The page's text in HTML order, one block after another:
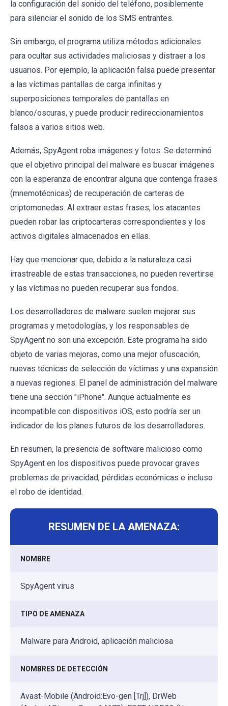
la configuración del sonido del teléfono, posiblemente
para silenciar el sonido de los SMS entrantes.
Sin embargo, el programa utiliza métodos adicionales
para ocultar sus actividades maliciosas y distraer a los
usuarios. Por ejemplo, la aplicación falsa puede presentar
a las víctimas pantallas de carga infinitas y
superposiciones temporales de pantallas en
blanco/oscuras, y puede producir redireccionamientos
falsos a varios sitios web.
Además, SpyAgent roba imágenes y fotos. Se determinó
que el objetivo principal del malware es buscar imágenes
con la esperanza de encontrar alguna que contenga frases
(mnemotécnicas) de recuperación de carteras de
criptomonedas. Al extraer estas frases, los atacantes
pueden robar las criptocarteras correspondientes y los
activos digitales almacenados en ellas.
Hay que mencionar que, debido a la naturaleza casi
irrastreable de estas transacciones, no pueden revertirse
y las víctimas no pueden recuperar sus fondos.
Los desarrolladores de malware suelen mejorar sus
programas y metodologías, y los responsables de
SpyAgent no son una excepción. Este programa ha sido
objeto de varias mejoras, como una mejor ofuscación,
nuevas técnicas de selección de víctimas y una expansión
a nuevas regiones. El panel de administración del malware
tiene una sección "iPhone". Aunque actualmente es
incompatible con dispositivos iOS, esto podría ser un
indicador de los planes futuros de los desarrolladores.
En resumen, la presencia de software malicioso como
SpyAgent en los dispositivos puede provocar graves
problemas de privacidad, pérdidas económicas e incluso
el robo de identidad.
RESUMEN DE LA AMENAZA:
NOMBRE
SpyAgent virus
TIPO DE AMENAZA
Malware para Android, aplicación maliciosa
NOMBRES DE DETECCIÓN
Avast-Mobile (Android:Evo-gen [Trj]), DrWeb